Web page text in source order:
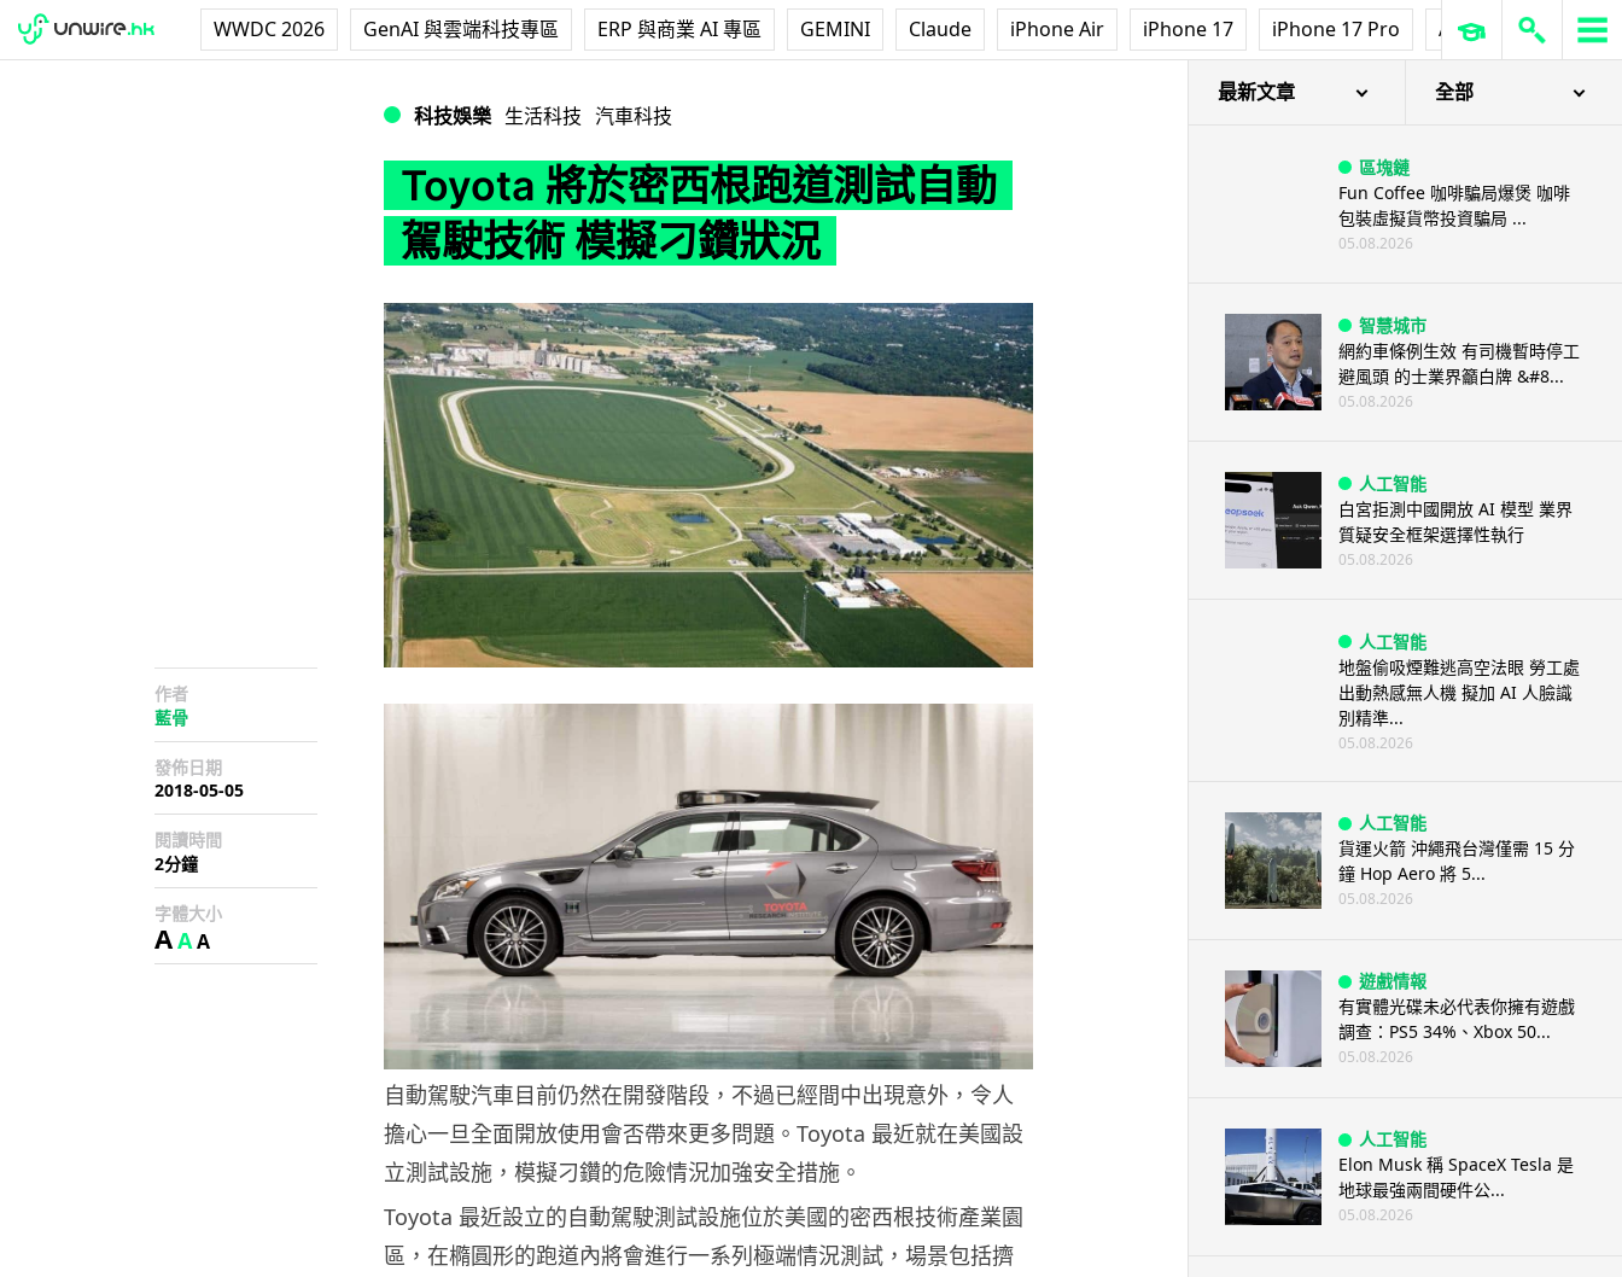
WWDC 2026 GenAI 與雲端科技專區 ERP 與商業 AI 專區 GEMINI Claude iPhone Air iPhone 17 iPhone 17 Pro AirPods Pro 3
科技娛樂 生活科技 汽車科技
Toyota 將於密西根跑道測試自動
駕駛技術 模擬刁鑽狀況
作者
藍骨
發佈日期
2018-05-05
閱讀時間
2分鐘
字體大小
AAA
自動駕駛汽車目前仍然在開發階段，不過已經間中出現意外，令人
擔心一旦全面開放使用會否帶來更多問題。Toyota 最近就在美國設
立測試設施，模擬刁鑽的危險情況加強安全措施。
Toyota 最近設立的自動駕駛測試設施位於美國的密西根技術產業園
區，在橢圓形的跑道內將會進行一系列極端情況測試，場景包括擠
最新文章 全部
區塊鏈
Fun Coffee 咖啡騙局爆煲 咖啡
包裝虛擬貨幣投資騙局 ...
05.08.2026
智慧城市
網約車條例生效 有司機暫時停工
避風頭 的士業界籲白牌 &#8...
05.08.2026
人工智能
白宮拒測中國開放 AI 模型 業界
質疑安全框架選擇性執行
05.08.2026
人工智能
地盤偷吸煙難逃高空法眼 勞工處
出動熱感無人機 擬加 AI 人臉識
別精準...
05.08.2026
人工智能
貨運火箭 沖繩飛台灣僅需 15 分
鐘 Hop Aero 將 5...
05.08.2026
遊戲情報
有實體光碟未必代表你擁有遊戲
調查：PS5 34%、Xbox 50...
05.08.2026
人工智能
Elon Musk 稱 SpaceX Tesla 是
地球最強兩間硬件公...
05.08.2026